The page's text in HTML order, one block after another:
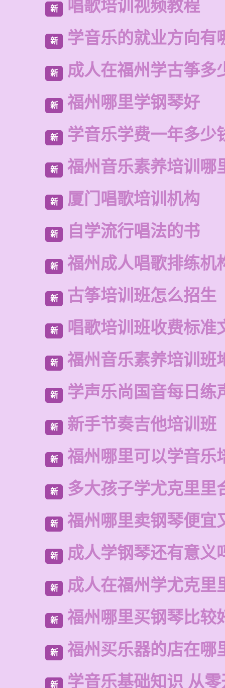
新 唱歌培训视频教程
新 学音乐的就业方向有
新 成人在福州学古筝多
新 福州哪里学钢琴好
新 学音乐学费一年多少
新 福州音乐素养培训哪
新 厦门唱歌培训机构
新 自学流行唱法的书
新 福州成人唱歌排练机
新 古筝培训班怎么招生
新 唱歌培训班收费标准
新 福州音乐素养培训班
新 学声乐尚国音每日练
新 新手节奏吉他培训班
新 福州哪里可以学音乐
新 多大孩子学尤克里里
新 福州哪里卖钢琴便宜
新 成人学钢琴还有意义
新 成人在福州学尤克里
新 福州哪里买钢琴比较
新 福州买乐器的店在哪
新 学音乐基础知识 从